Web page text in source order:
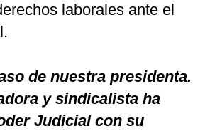
laborales ante el
de nuestra presidenta.
y sindicalista ha
Judicial con su